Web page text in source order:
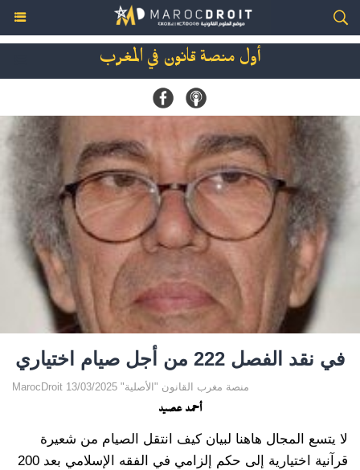
أول منصة قانون في المغرب
في نقد الفصل 222 من أجل صيام اختياري
MarocDroit منصة مغرب القانون "الأصلية" 13/03/2025
أحمد عصيد
لا يتسع المجال هاهنا لبيان كيف انتقل الصيام من شعيرة
قرآنية اختيارية إلى حكم إلزامي في الفقه الإسلامي بعد 200